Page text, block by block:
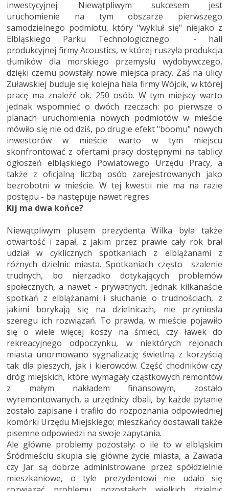
inwestycyjnej. Niewątpliwym sukcesem jest
uruchomienie na tym obszarze pierwszego
samodzielnego podmiotu, który "wykluł się" niejako z
Elbląskiego Parku Technologicznego - hali
produkcyjnej firmy Acoustics, w której ruszyła produkcja
tłumików dla morskiego przemysłu wydobywczego,
dzięki czemu powstały nowe miejsca pracy. Zaś na ulicy
Żuławskiej buduje się kolejna hala firmy Wójcik, w której
pracę ma znaleźć ok. 250 osób. W tym miejscy warto
jednak wspomnieć o dwóch rzeczach: po pierwsze o
planach uruchomienia nowych podmiotów w mieście
mówiło się nie od dziś, po drugie efekt "boomu" nowych
inwestorów w mieście warto w tym miejscu
skonfrontować z ofertami pracy dostępnymi na tablicy
ogłoszeń elbląskiego Powiatowego Urzędu Pracy, a
także z oficjalną liczbą osób zarejestrowanych jako
bezrobotni w mieście. W tej kwestii nie ma na razie
postępu - ba następuje nawet regres.
Kij ma dwa końce?
Niewątpliwym plusem prezydenta Wilka była także
otwartość i zapał, z jakim przez prawie cały rok brał
udział w cyklicznych spotkaniach z elblążanami z
różnych dzielnic miasta. Spotkaniach często szalenie
trudnych, bo nierzadko dotykających problemów
społecznych, a nawet - prywatnych. Jednak kilkanaście
spotkań z elblążanami i słuchanie o trudnościach, z
jakimi borykają się na dzielnicach, nie przyniosła
szeregu ich rozwiązań. To prawda, w mieście pojawiło
się o wiele więcej koszy na śmieci, czy ławek do
rekreacyjnego odpoczynku, w niektórych rejonach
miasta unormowano sygnalizację świetlną z korzyścią
tak dla pieszych, jak i kierowców. Część chodników czy
dróg miejskich, które wymagały cząstkowych remontów
z małym nakładem finansowym, zostało
wyremontowanych, a urzędnicy dbali, by każde pytanie
zostało zapisane i trafiło do rozpoznania odpowiedniej
komórki Urzędu Miejskiego; mieszkańcy dostawali także
pisemne odpowiedzi na swoje zapytania.
Ale główne problemy pozostały: o ile to w elbląskim
Śródmieściu skupia się główne życie miasta, a Zawada
czy Jar są dobrze administrowane przez spółdzielnie
mieszkaniowe, o tyle prezydentowi nie udało się